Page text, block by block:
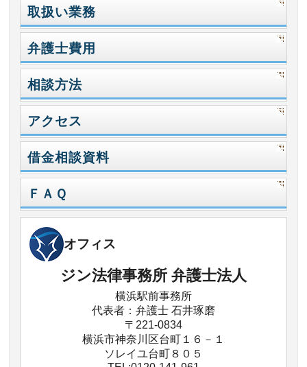
取扱い業務
弁護士費用
相談方法
アクセス
借金相談資料
ＦＡＱ
オフィス
ジン法律事務所 弁護士法人
横浜駅前事務所
代表者：弁護士 石井琢磨
〒221-0834
横浜市神奈川区台町１６－１
ソレイユ台町８０５